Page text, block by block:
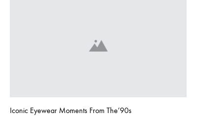
Iconic Eyewear Moments From The’90s